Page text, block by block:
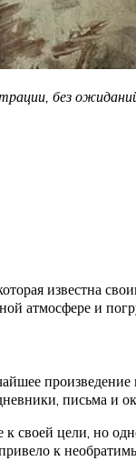
без
известна
атмосфере и
произведение
письма и
цели, но
к